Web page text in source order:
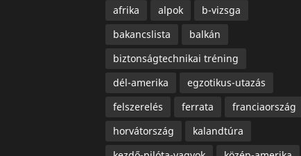
afrika alpok
b-vizsga
bakancslista
balkán
biztonságtechnikai tréning
dél-amerika
egzotikus-utazás
felszerelés
ferrata
franciaország
horvátország
kalandtúra